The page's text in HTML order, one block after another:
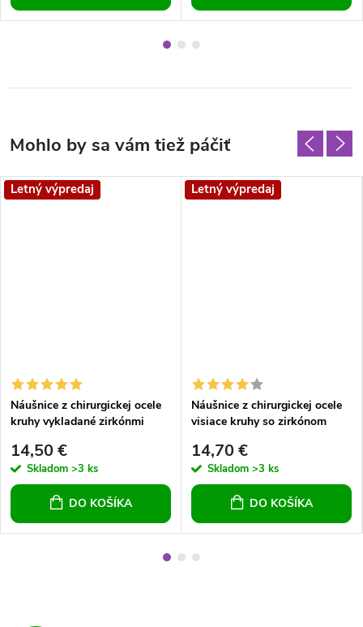
Letný výpredaj
Náušnice z chirurgickej ocele
kruhy vykladané zirkónmi
14,50 €
Skladom >3 ks
DO KOŠÍKA
Letný výpredaj
Náušnice z chirurgickej ocele
visiace kruhy so zirkónom
14,70 €
Skladom >3 ks
DO KOŠÍKA